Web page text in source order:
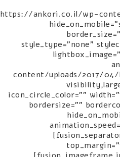
animation_offset=""]https://
style_type="none"
content/uploads/2017/
icon_circle_color=""
bordersize=""